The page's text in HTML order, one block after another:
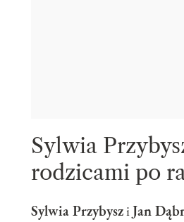
Sylwia
rodzicami po
Sylwia PrzybysziJan